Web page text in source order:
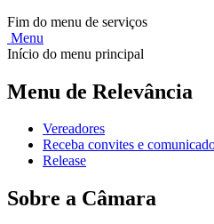
Fim do menu de serviços
Menu
Início do menu principal
Menu de Relevância
Vereadores
Receba convites e
Release
Sobre a Câmara